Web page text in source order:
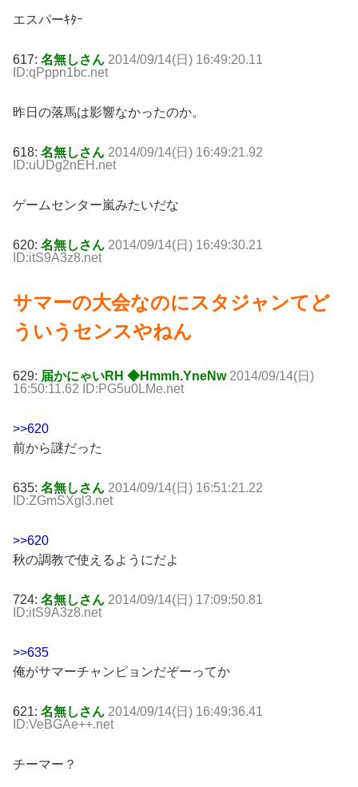
エスパーｷﾀｰ
617: 名無しさん 2014/09/14(日) 16:49:20.11
ID:qPppn1bc.net
昨日の落馬は影響なかったのか。
618: 名無しさん 2014/09/14(日) 16:49:21.92
ID:uUDg2nEH.net
ゲームセンター嵐みたいだな
620: 名無しさん 2014/09/14(日) 16:49:30.21
ID:itS9A3z8.net
サマーの大会なのにスタジャンてど
ういうセンスやねん
629: 届かにゃいRH ◆Hmmh.YneNw 2014/09/14(日)
16:50:11.62 ID:PG5u0LMe.net
>>620
前から謎だった
635: 名無しさん 2014/09/14(日) 16:51:21.22
ID:ZGmSXgl3.net
>>620
秋の調教で使えるようにだよ
724: 名無しさん 2014/09/14(日) 17:09:50.81
ID:itS9A3z8.net
>>635
俺がサマーチャンピョンだぞーってか
621: 名無しさん 2014/09/14(日) 16:49:36.41
ID:VeBGAe++.net
チーマー？